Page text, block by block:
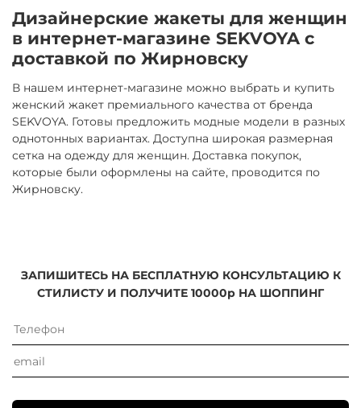
Дизайнерские жакеты для женщин
в интернет-магазине SEKVOYA с
доставкой по Жирновску
В нашем интернет-магазине можно выбрать и купить
женский жакет премиального качества от бренда
SEKVOYA. Готовы предложить модные модели в разных
однотонных вариантах. Доступна широкая размерная
сетка на одежду для женщин. Доставка покупок,
которые были оформлены на сайте, проводится по
Жирновску.
ЗАПИШИТЕСЬ НА БЕСПЛАТНУЮ КОНСУЛЬТАЦИЮ К
СТИЛИСТУ И ПОЛУЧИТЕ 10000р НА ШОППИНГ